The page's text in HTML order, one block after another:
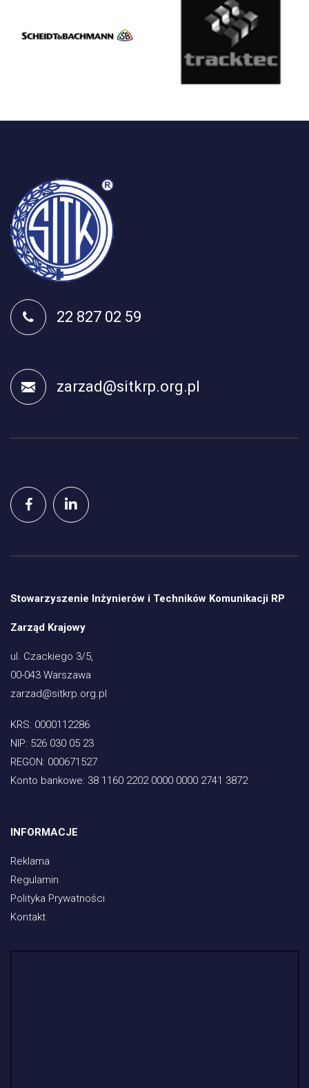
22 827 02 59
zarzad@sitkrp.org.pl
Stowarzyszenie Inżynierów i Techników Komunikacji RP
Zarząd Krajowy
ul. Czackiego 3/5,
00-043 Warszawa
zarzad@sitkrp.org.pl
KRS: 0000112286
NIP: 526 030 05 23
REGON: 000671527
Konto bankowe: 38 1160 2202 0000 0000 2741 3872
INFORMACJE
Reklama
Regulamin
Polityka Prywatności
Kontakt